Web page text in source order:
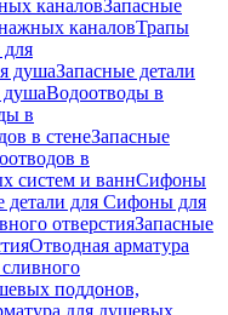
каналовЗапасные
каналовТрапы
душаЗапасные детали
душаВодоотводы в
в
в стенеЗапасные
в
систем и ваннСифоны
детали для Сифоны для
отверстияЗапасные
Отводная арматура
поддонов,
для душевых